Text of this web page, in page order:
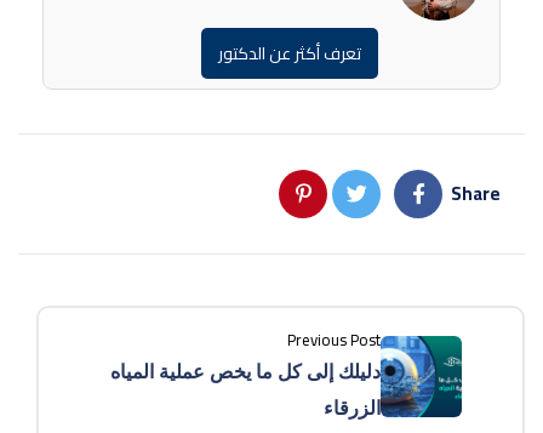
تعرف أكثر عن الدكتور
Share
Previous Post
دليلك إلى كل ما يخص عملية المياه
الزرقاء